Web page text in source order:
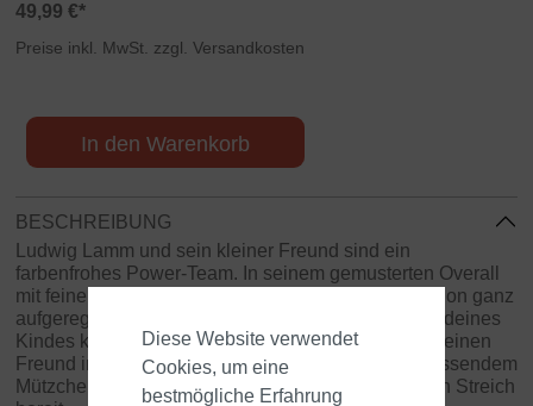
49,99 €*
Preise inkl. MwSt. zzgl. Versandkosten
In den Warenkorb
BESCHREIBUNG
Ludwig Lamm und sein kleiner Freund sind ein
farbenfrohes Power-Team. In seinem gemusterten Overall
mit feinem Vogel- und Marienkäfer-Muster ist er schon ganz
aufgeregt die Natur und andere Spielumgebungen deines
Kindes kennenzulernen. Gemeinsam mit seinem kleinen
Freund in fröhlichem roten Polkadot-Anzug und passendem
Mützchen sind die beiden für jeden Spaß und jeden Streich
Diese Website verwendet
Cookies, um eine
bestmögliche Erfahrung